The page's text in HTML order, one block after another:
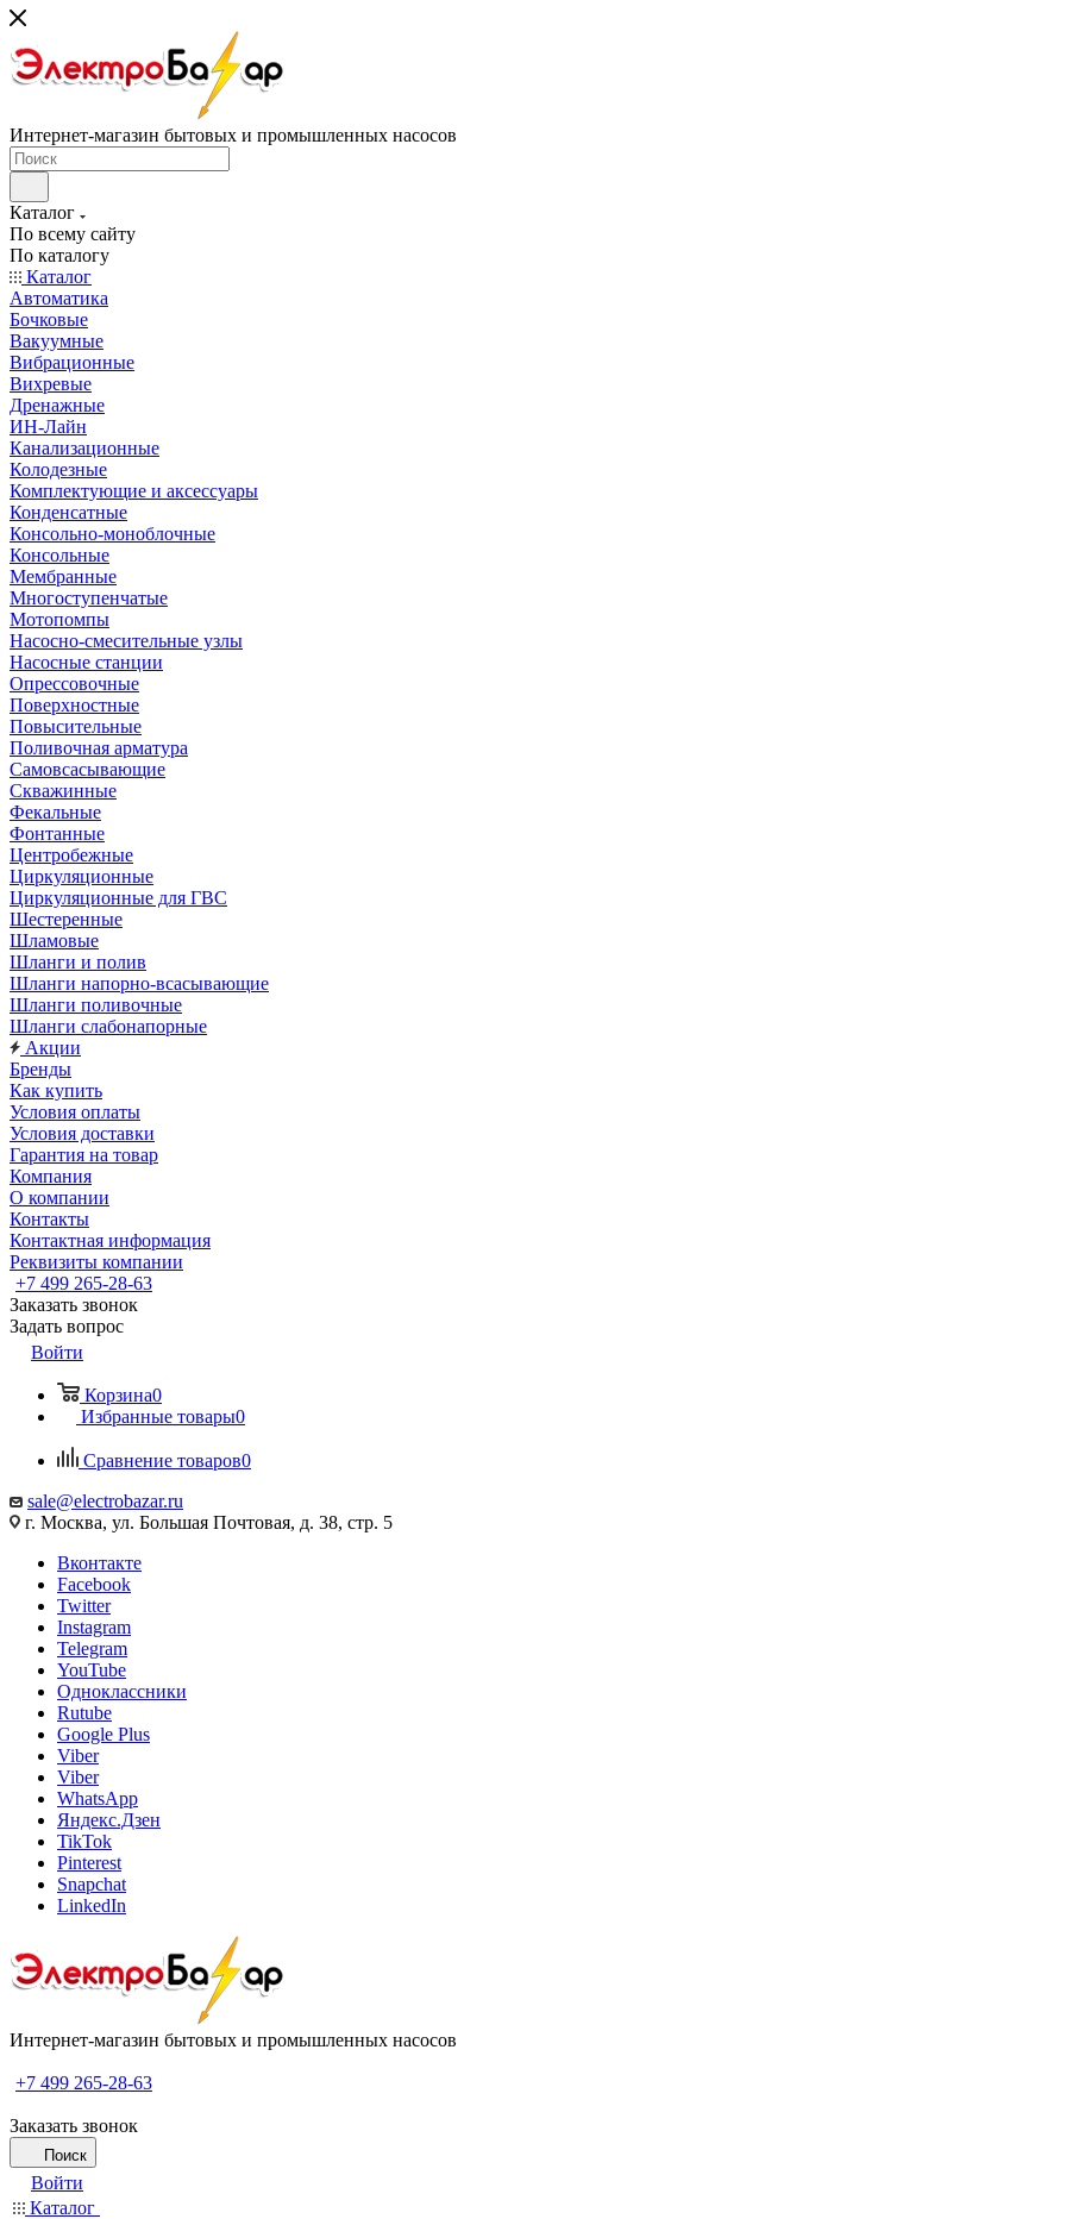
Интернет-магазин бытовых и промышленных насосов
Каталог
По всему сайту
По каталогу
Каталог
Автоматика
Бочковые
Вакуумные
Вибрационные
Вихревые
Дренажные
ИН-Лайн
Канализационные
Колодезные
Комплектующие и аксессуары
Конденсатные
Консольно-моноблочные
Консольные
Мембранные
Многоступенчатые
Мотопомпы
Насосно-смесительные узлы
Насосные станции
Опрессовочные
Поверхностные
Повысительные
Поливочная арматура
Самовсасывающие
Скважинные
Фекальные
Фонтанные
Центробежные
Циркуляционные
Циркуляционные для ГВС
Шестеренные
Шламовые
Шланги и полив
Шланги напорно-всасывающие
Шланги поливочные
Шланги слабонапорные
Акции
Бренды
Как купить
Условия оплаты
Условия доставки
Гарантия на товар
Компания
О компании
Контакты
Контактная информация
Реквизиты компании
+7 499 265-28-63
Заказать звонок
Задать вопрос
Войти
Корзина0
Избранные товары0
Сравнение товаров0
sale@electrobazar.ru
г. Москва, ул. Большая Почтовая, д. 38, стр. 5
Вконтакте
Facebook
Twitter
Instagram
Telegram
YouTube
Одноклассники
Rutube
Google Plus
Viber
Viber
WhatsApp
Яндекс.Дзен
TikTok
Pinterest
Snapchat
LinkedIn
Интернет-магазин бытовых и промышленных насосов
+7 499 265-28-63
Заказать звонок
Поиск
Войти
Каталог